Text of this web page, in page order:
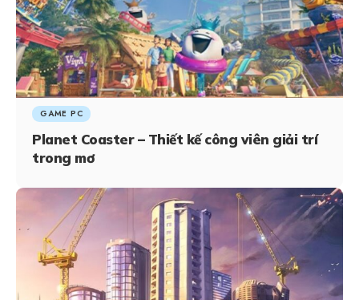
GAME PC
Planet Coaster – Thiết kế công viên giải trí
trong mơ